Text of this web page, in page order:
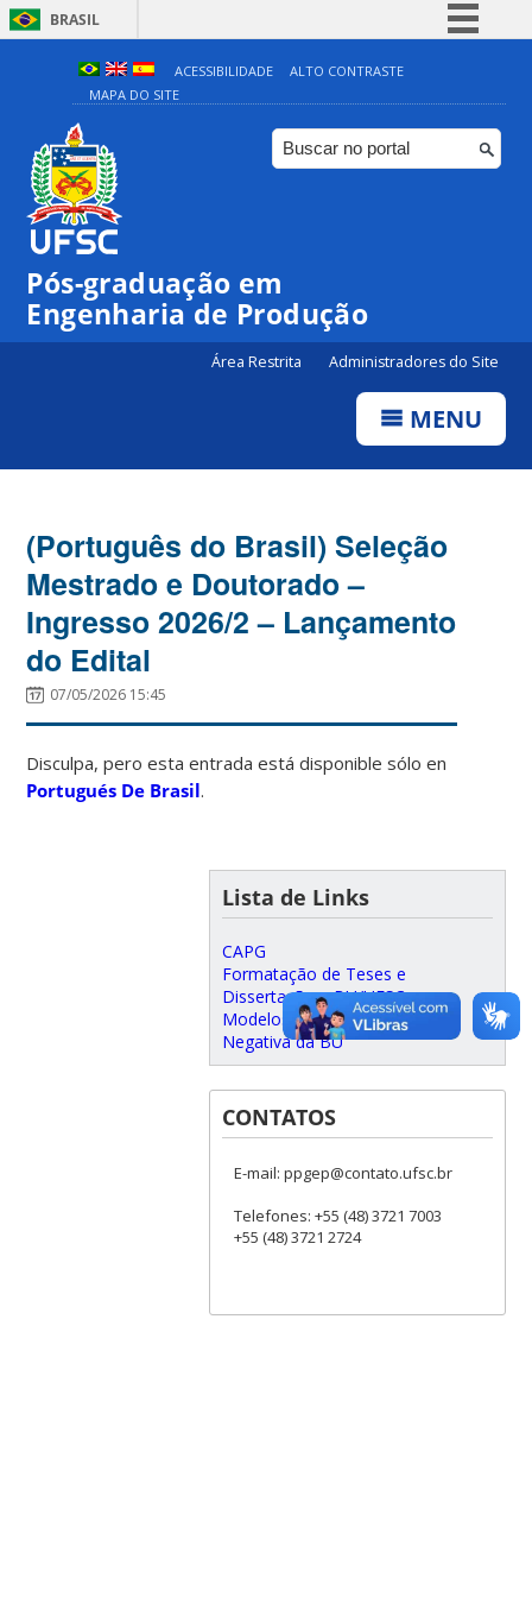
BRASIL
Simplifique!
Comunica BR
Participe
ACESSIBILIDADE
ALTO CONTRASTE
MAPA DO SITE
Pós-graduação em
Engenharia de Produção
Área Restrita Administradores do Site
MENU
(Português do Brasil) Seleção
Mestrado e Doutorado –
Ingresso 2026/2 – Lançamento
do Edital
07/05/2026 15:45
Disculpa, pero esta entrada está disponible sólo en
Portugués De Brasil.
Lista de Links
CAPG
Formatação de Teses e
Dissertação – BU/UFSC
Modelos para apresentações
Negativa da BU
CONTATOS
E-mail: ppgep@contato.ufsc.br
Telefones: +55 (48) 3721 7003
+55 (48) 3721 2724